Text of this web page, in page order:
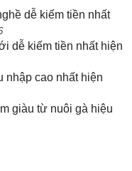
dễ kiếm tiền nhất
dễ kiếm tiền nhất hiện
nhập cao nhất hiện
giàu từ nuôi gà hiệu